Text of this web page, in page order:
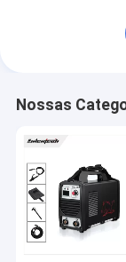
Nossas